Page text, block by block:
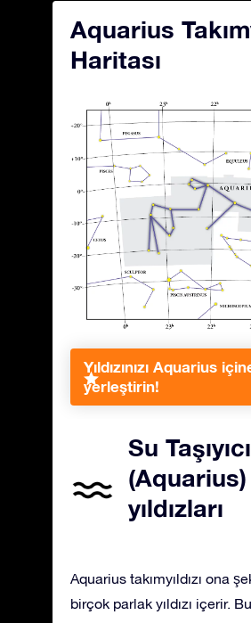
Aquarius
Haritası
Yıldızınızı Aquarius
yerleştirin!
Su Taşıyıcı
yıldızları
Aquarius takımyıldızı ona
birçok parlak yıldızı içerir.